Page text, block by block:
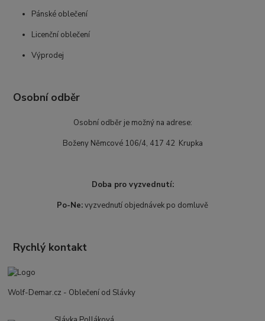
Pánské oblečení
Licenční oblečení
Výprodej
Osobní odběr
Osobní odběr je možný na adrese:
Boženy Němcové 106/4, 417 42 Krupka
Doba pro vyzvednutí:
Po-Ne:vyzvednutí objednávek po domluvě
Rychlý kontakt
Wolf-Demar.cz - Oblečení od Slávky